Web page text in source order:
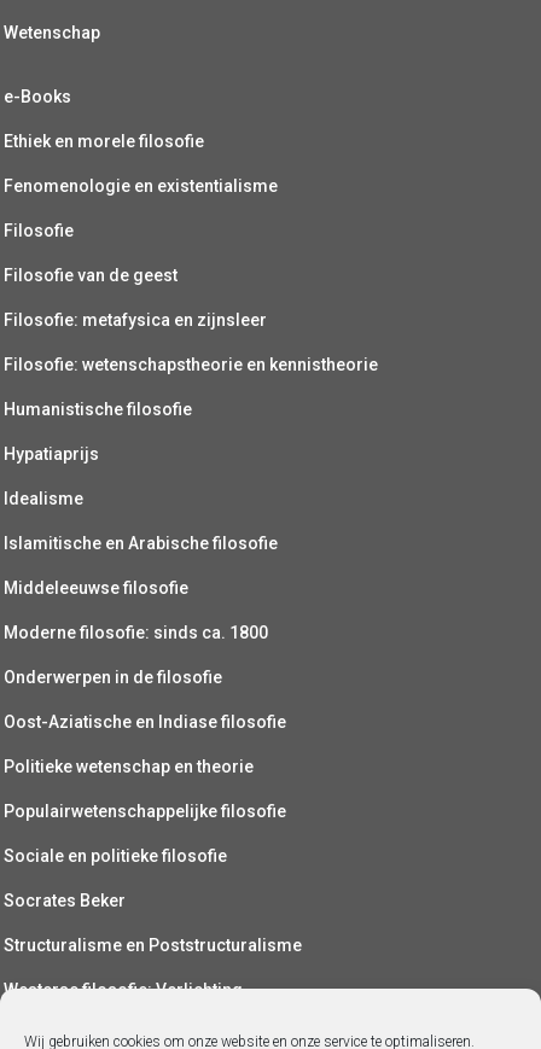
Wij gebruiken cookies om onze website en onze service te optimaliseren.
Wetenschap
e-Books
Ethiek en morele filosofie
Fenomenologie en existentialisme
Filosofie
Filosofie van de geest
Filosofie: metafysica en zijnsleer
Filosofie: wetenschapstheorie en kennistheorie
Humanistische filosofie
Hypatiaprijs
Idealisme
Islamitische en Arabische filosofie
Middeleeuwse filosofie
Moderne filosofie: sinds ca. 1800
Onderwerpen in de filosofie
Oost-Aziatische en Indiase filosofie
Politieke wetenschap en theorie
Populairwetenschappelijke filosofie
Sociale en politieke filosofie
Socrates Beker
Structuralisme en Poststructuralisme
Westerse filosofie: Verlichting
Wetenschapsfilosofie